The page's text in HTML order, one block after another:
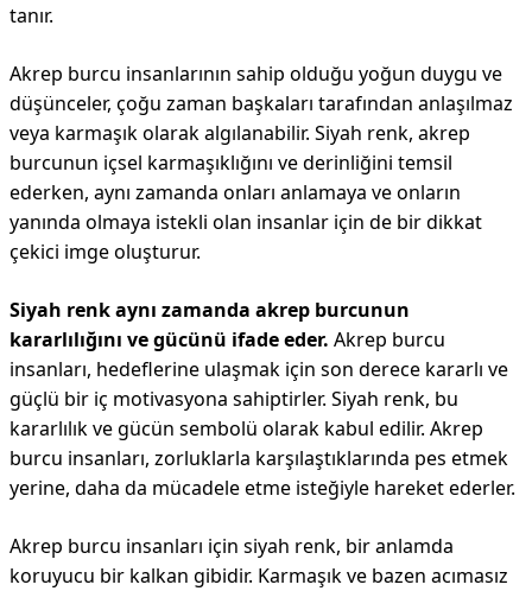
tanır.
Akrep burcu insanlarının sahip olduğu yoğun duygu ve
düşünceler, çoğu zaman başkaları tarafından anlaşılmaz
veya karmaşık olarak algılanabilir. Siyah renk, akrep
burcunun içsel karmaşıklığını ve derinliğini temsil
ederken, aynı zamanda onları anlamaya ve onların
yanında olmaya istekli olan insanlar için de bir dikkat
çekici imge oluşturur.
Siyah renk aynı zamanda akrep burcunun
kararlılığını ve gücünü ifade eder. Akrep burcu
insanları, hedeflerine ulaşmak için son derece kararlı ve
güçlü bir iç motivasyona sahiptirler. Siyah renk, bu
kararlılık ve gücün sembolü olarak kabul edilir. Akrep
burcu insanları, zorluklarla karşılaştıklarında pes etmek
yerine, daha da mücadele etme isteğiyle hareket ederler.
Akrep burcu insanları için siyah renk, bir anlamda
koruyucu bir kalkan gibidir. Karmaşık ve bazen acımasız